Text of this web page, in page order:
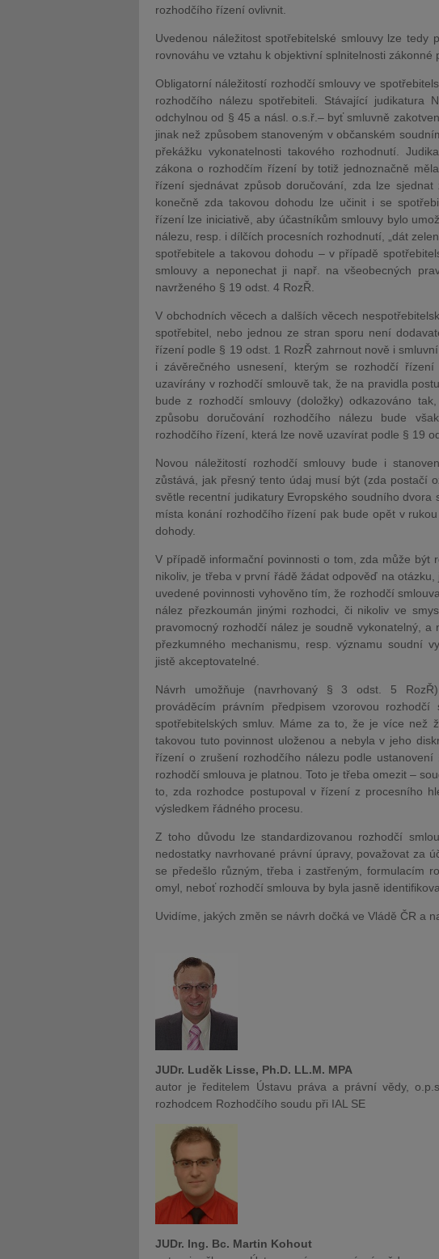
rozhodčího řízení ovlivnit.
Uvedenou náležitost spotřebitelské smlouvy lze
rovnováhu ve vztahu k objektivní splnitelnosti zákonné
Obligatorní náležitostí rozhodčí smlouvy ve
rozhodčího nálezu spotřebiteli. Stávající judikatura
odchylnou od § 45 a násl. o.s.ř.– byť smluvně
jinak než způsobem stanoveným v občanském
překážku vykonatelnosti takového rozhodnutí.
zákona o rozhodčím řízení by totiž jednoznačně
řízení sjednávat způsob doručování, zda lze
konečně zda takovou dohodu lze učinit i se
řízení lze iniciativě, aby účastníkům smlouvy bylo
nálezu, resp. i dílčích procesních rozhodnutí, „dát
spotřebitele a takovou dohodu – v případě
smlouvy a neponechat ji např. na všeobecných
navrženého § 19 odst. 4 RozŘ.
V obchodních věcech a dalších věcech
spotřebitel, nebo jednou ze stran sporu není
řízení podle § 19 odst. 1 RozŘ zahrnout nově i
i závěrečného usnesení, kterým se rozhodčí
uzavírány v rozhodčí smlouvě tak, že na pravidla
bude z rozhodčí smlouvy (doložky) odkazováno
způsobu doručování rozhodčího nálezu bude
rozhodčího řízení, která lze nově uzavírat podle § 19
Novou náležitostí rozhodčí smlouvy bude i
zůstává, jak přesný tento údaj musí být (zda postačí
světle recentní judikatury Evropského soudního
místa konání rozhodčího řízení pak bude opět v
dohody.
V případě informační povinnosti o tom, zda může být
nikoliv, je třeba v první řádě žádat odpověď na
uvedené povinnosti vyhověno tím, že rozhodčí
nález přezkoumán jinými rozhodci, či nikoliv ve
pravomocný rozhodčí nález je soudně vykonatelný,
přezkumného mechanismu, resp. významu soudní
jistě akceptovatelné.
Návrh umožňuje (navrhovaný § 3 odst. 5
prováděcím právním předpisem vzorovou
spotřebitelských smluv. Máme za to, že je více než
takovou tuto povinnost uloženou a nebyla v jeho
řízení o zrušení rozhodčího nálezu podle
rozhodčí smlouva je platnou. Toto je třeba omezit –
to, zda rozhodce postupoval v řízení z procesního
výsledkem řádného procesu.
Z toho důvodu lze standardizovanou rozhodčí
nedostatky navrhované právní úpravy, považovat za
se předešlo různým, třeba i zastřeným, formulacím
omyl, neboť rozhodčí smlouva by byla jasně
Uvidíme, jakých změn se návrh dočká ve Vládě ČR a
JUDr. Luděk Lisse, Ph.D. LL.M. MPA
autor je ředitelem Ústavu práva a právní vědy,
rozhodcem Rozhodčího soudu při IAL SE
JUDr. Ing. Bc. Martin Kohout